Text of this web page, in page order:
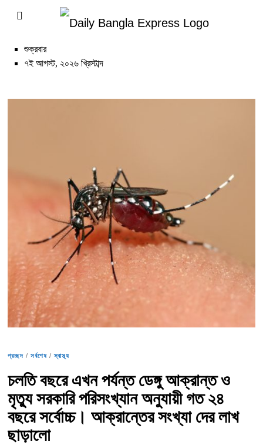
শুক্রবার
৭ই আগস্ট, ২০২৬ খ্রিস্টাব্দ
প্রচ্ছদ / সর্বশেষ / স্বাস্থ্য
চলতি বছরে এখন পর্যন্ত ডেঙ্গু আক্রান্ত ও
মৃত্যু সরকারি পরিসংখ্যান অনুযায়ী গত ২৪
বছরে সর্বোচ্চ। আক্রান্তের সংখ্যা দের লাখ
ছাড়ালো